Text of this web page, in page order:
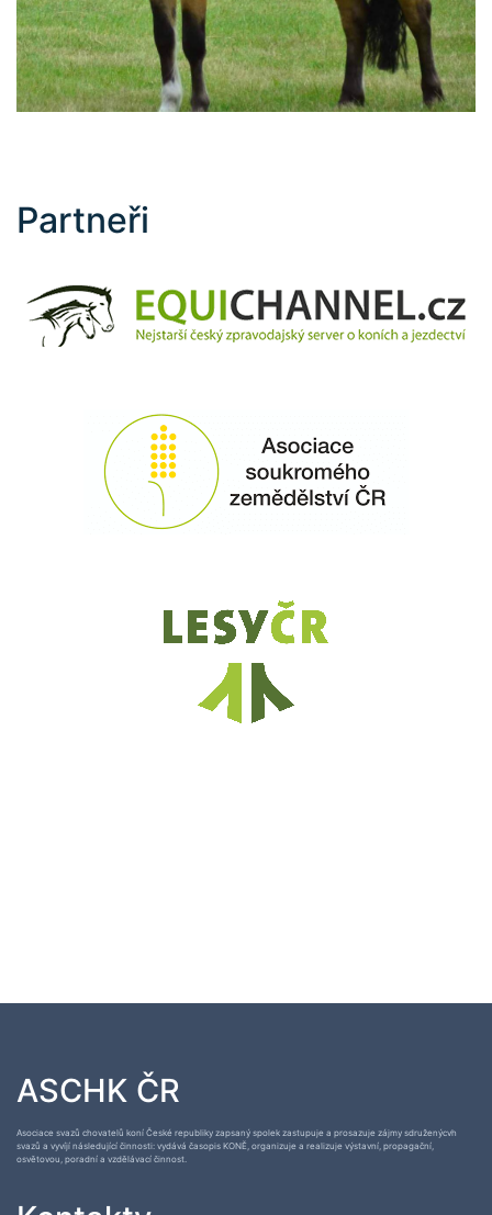
Partneři
ASCHK ČR
Asociace svazů chovatelů koní České republiky zapsaný spolek zastupuje a prosazuje zájmy sdruženýcvh
svazů a vyvíjí následující činnosti: vydává časopis KONĚ, organizuje a realizuje výstavní, propagační,
osvětovou, poradní a vzdělávací činnost.